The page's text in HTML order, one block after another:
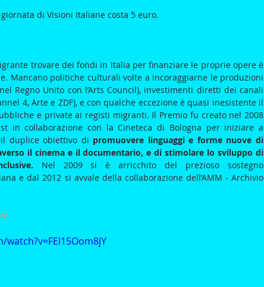
di Visioni Italiane costa 5 euro.
trovare dei fondi in Italia per finanziare le proprie opere è
Mancano politiche culturali volte a incoraggiarne le produzioni
Regno Unito con l’Arts Council), investimenti diretti dei canali
4, Arte e ZDF), e con qualche eccezione è quasi inesistente il
e private ai registi migranti. Il Premio fu creato nel 2008
in collaborazione con la Cineteca di Bologna per iniziare a
duplice obiettivo di promuovere linguaggi e forme nuove di
il cinema e il documentario, e di stimolare lo sviluppo di
Nel 2009 si è arricchito del prezioso sostegno
e dal 2012 si avvale della collaborazione dell’AMM - Archivio